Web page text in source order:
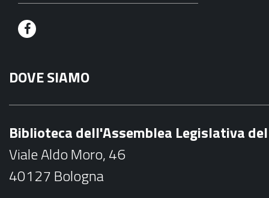
F
c
e
o
k
DOVE SIAMO
Biblioteca dell'Assemblea Legislativa
Viale Aldo Moro, 46
40127 Bologna